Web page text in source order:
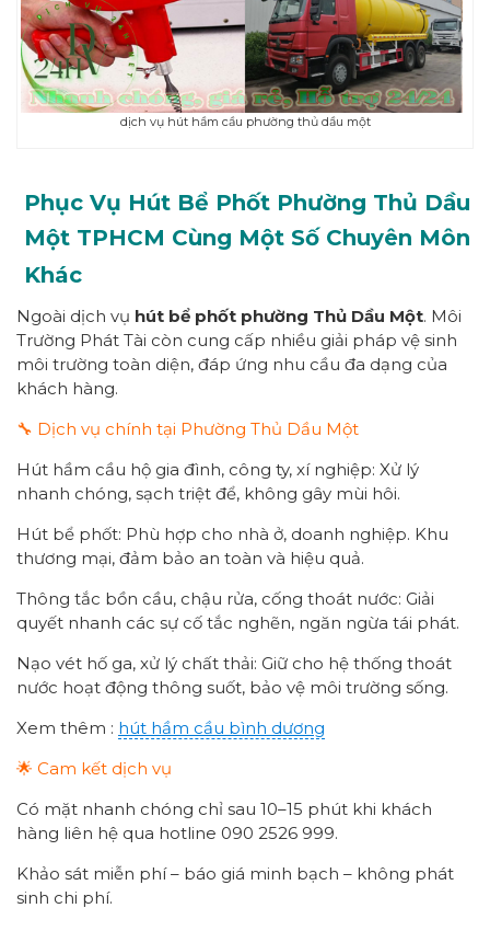
dịch vụ hút hầm cầu phường thủ dầu một
Phục Vụ Hút Bể Phốt Phường Thủ Dầu
Một TPHCM Cùng Một Số Chuyên Môn
Khác
Ngoài dịch vụ hút bể phốt phường Thủ Dầu Một. Môi
Trường Phát Tài còn cung cấp nhiều giải pháp vệ sinh
môi trường toàn diện, đáp ứng nhu cầu đa dạng của
khách hàng.
🔧 Dịch vụ chính tại Phường Thủ Dầu Một
Hút hầm cầu hộ gia đình, công ty, xí nghiệp: Xử lý
nhanh chóng, sạch triệt để, không gây mùi hôi.
Hút bể phốt: Phù hợp cho nhà ở, doanh nghiệp. Khu
thương mại, đảm bảo an toàn và hiệu quả.
Thông tắc bồn cầu, chậu rửa, cống thoát nước: Giải
quyết nhanh các sự cố tắc nghẽn, ngăn ngừa tái phát.
Nạo vét hố ga, xử lý chất thải: Giữ cho hệ thống thoát
nước hoạt động thông suốt, bảo vệ môi trường sống.
Xem thêm : hút hầm cầu bình dương
🌟 Cam kết dịch vụ
Có mặt nhanh chóng chỉ sau 10–15 phút khi khách
hàng liên hệ qua hotline 090 2526 999.
Khảo sát miễn phí – báo giá minh bạch – không phát
sinh chi phí.